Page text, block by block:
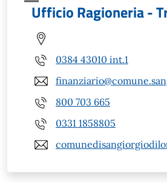
Ufficio Ragioneria -
0384 43010 int.1
800 703 665
0331 1858805